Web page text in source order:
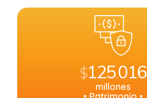
$125.016
millones